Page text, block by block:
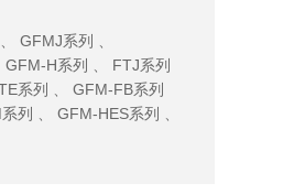
GFMJ系列
GFM-H系列
FTJ系列
系列
GFM-FB系列
列 GFM-HES系列